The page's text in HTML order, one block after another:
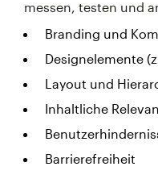
messen, testen und
Branding und
Designelemente
Layout und
Inhaltliche
Barrierefreiheit